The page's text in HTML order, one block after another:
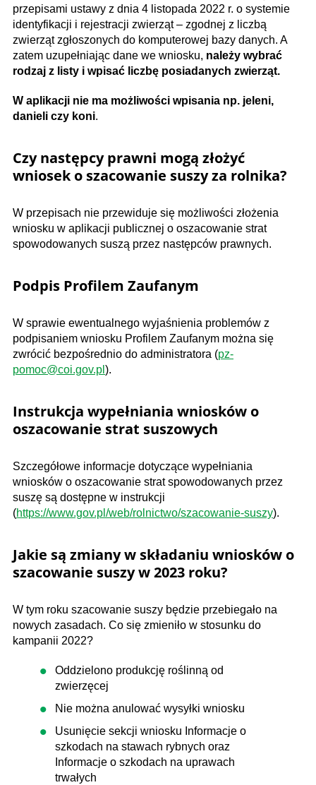
przepisami ustawy z dnia 4 listopada 2022 r. o systemie
identyfikacji i rejestracji zwierząt – zgodnej z liczbą
zwierząt zgłoszonych do komputerowej bazy danych. A
zatem uzupełniając dane we wniosku, należy wybrać
rodzaj z listy i wpisać liczbę posiadanych zwierząt.
W aplikacji nie ma możliwości wpisania np. jeleni,
danieli czy koni.
Czy następcy prawni mogą złożyć
wniosek o szacowanie suszy za rolnika?
W przepisach nie przewiduje się możliwości złożenia
wniosku w aplikacji publicznej o oszacowanie strat
spowodowanych suszą przez następców prawnych.
Podpis Profilem Zaufanym
W sprawie ewentualnego wyjaśnienia problemów z
podpisaniem wniosku Profilem Zaufanym można się
zwrócić bezpośrednio do administratora (pz-
pomoc@coi.gov.pl ).
Instrukcja wypełniania wniosków o
oszacowanie strat suszowych
Szczegółowe informacje dotyczące wypełniania
wniosków o oszacowanie strat spowodowanych przez
suszę są dostępne w instrukcji
(https://www.gov.pl/web/rolnictwo/szacowanie-suszy).
Jakie są zmiany w składaniu wniosków o
szacowanie suszy w 2023 roku?
W tym roku szacowanie suszy będzie przebiegało na
nowych zasadach. Co się zmieniło w stosunku do
kampanii 2022?
Oddzielono produkcję roślinną od
zwierzęcej
Nie można anulować wysyłki wniosku
Usunięcie sekcji wniosku Informacje o
szkodach na stawach rybnych oraz
Informacje o szkodach na uprawach
trwałych